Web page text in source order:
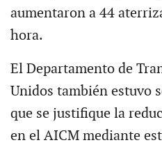
aumentaron a 44
hora.
El Departamento de
Unidos también estuvo
que se justifique la
en el AICM mediante